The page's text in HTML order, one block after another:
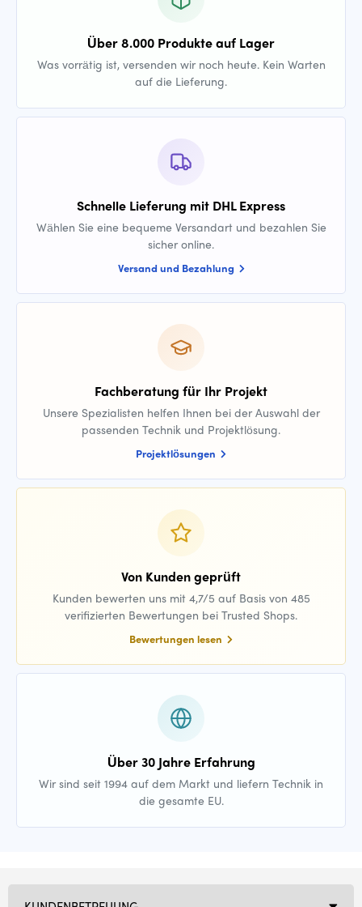
Über 8.000 Produkte auf Lager
Was vorrätig ist, versenden wir noch heute. Kein Warten
auf die Lieferung.
Schnelle Lieferung mit DHL Express
Wählen Sie eine bequeme Versandart und bezahlen Sie
sicher online.
Versand und Bezahlung
Fachberatung für Ihr Projekt
Unsere Spezialisten helfen Ihnen bei der Auswahl der
passenden Technik und Projektlösung.
Projektlösungen
Von Kunden geprüft
Kunden bewerten uns mit 4,7/5 auf Basis von 485
verifizierten Bewertungen bei Trusted Shops.
Bewertungen lesen
Über 30 Jahre Erfahrung
Wir sind seit 1994 auf dem Markt und liefern Technik in
die gesamte EU.